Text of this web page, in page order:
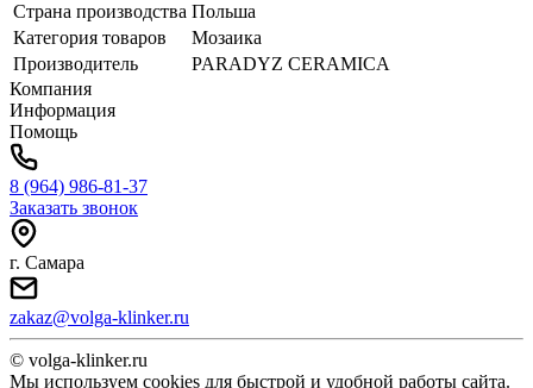
Страна производства Польша
Категория товаров
Мозаика
Производитель
PARADYZ CERAMICA
Компания
Информация
Помощь
8 (964) 986-81-37
Заказать звонок
г. Самара
zakaz@volga-klinker.ru
© volga-klinker.ru
Мы используем cookies для быстрой и удобной работы сайта.